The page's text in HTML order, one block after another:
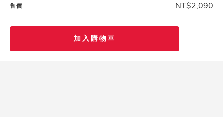
售價 NT$2,090
加入購物車